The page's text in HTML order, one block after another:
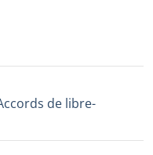
de libre-